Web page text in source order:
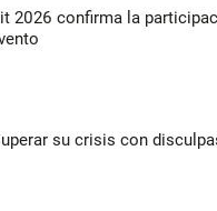
2026 confirma la
su crisis con